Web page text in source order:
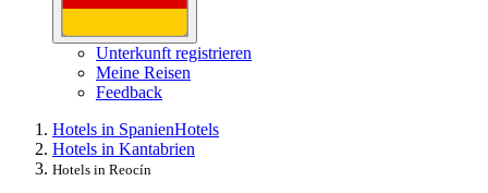
Unterkunft registrieren
Meine Reisen
Feedback
Hotels in SpanienHotels
Hotels in Kantabrien
Hotels in Reocín